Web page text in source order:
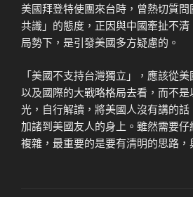
美國拜登特使團來台時，曾熱切質
共識」的態度，正因與中國牽扯不
局勢下，是引發美國多方疑慮的。
「美國不支持台灣獨立」，應該從
以及國際的大戰略格局去看，而不
光，自行解讀，將美國人沒有講的話
加諸到美國友人的身上。雖然需要
複雜，最重要的是要有清明的思路，